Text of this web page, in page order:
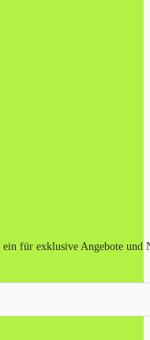
für exklusive Angebote und